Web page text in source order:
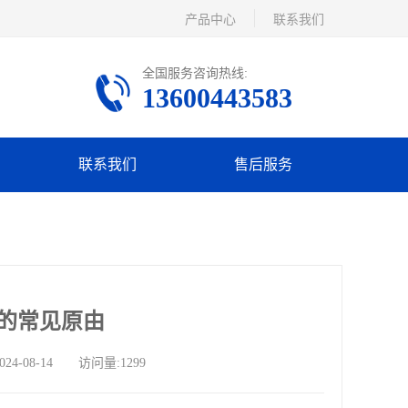
联系我们
产品中心
全国服务咨询热线:
13600443583
联系我们 售后服务
常见原由
08-14 访问量:1299